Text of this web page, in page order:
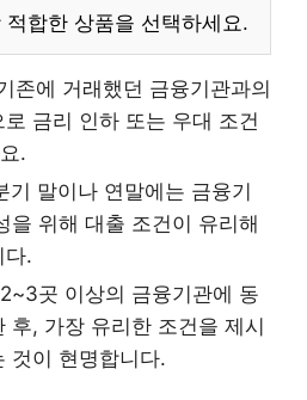
합한 상품을 선택하세요.
존에 거래했던 금융기관과의
금리 인하 또는 우대 조건
.
기 말이나 연말에는 금융기
을 위해 대출 조건이 유리해
다.
2~3곳 이상의 금융기관에 동
후, 가장 유리한 조건을 제시
것이 현명합니다.